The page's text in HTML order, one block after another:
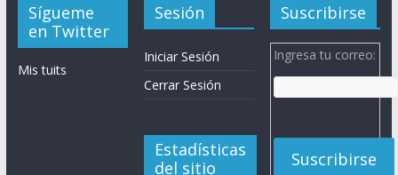
Sígueme
en Twitter
Mis tuits
Sesión
Iniciar Sesión
Cerrar Sesión
Estadísticas
del sitio
Suscribirse
Ingresa tu correo: